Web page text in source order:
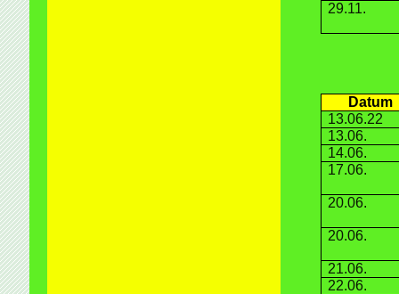
29.11.
Datum
13.06.22
13.06.
14.06.
17.06.
20.06.
20.06.
21.06.
22.06.